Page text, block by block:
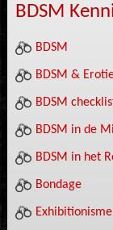
BDSM
BDSM
BDSM &
BDSM
BDSM in de
BDSM in het
Bondage
Exhibitionisme